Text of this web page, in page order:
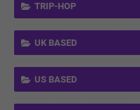
TRIP-HOP
UK BASED
US BASED